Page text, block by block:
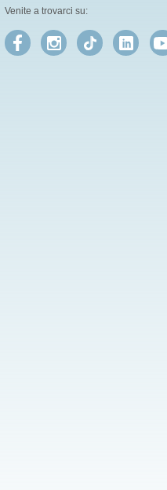
Venite a trovarci su: